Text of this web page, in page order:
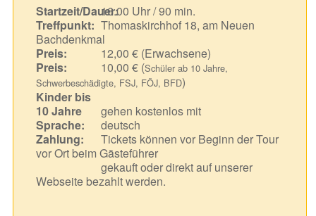
Startzeit/Dauer:16.00 Uhr / 90 min.
Treffpunkt: Thomaskirchhof 18, am Neuen
Bachdenkmal
Preis:
12,00 € (Erwachsene)
Preis:
10,00 € (Schüler ab 10 Jahre,
Schwerbeschädigte, FSJ, FÖJ, BFD)
Kinder bis
10 Jahre
gehen kostenlos mit
Sprache:
deutsch
Zahlung:
Tickets können vor Beginn der Tour
vor Ort beim Gästeführer
gekauft oder direkt auf unserer
Webseite bezahlt werden.